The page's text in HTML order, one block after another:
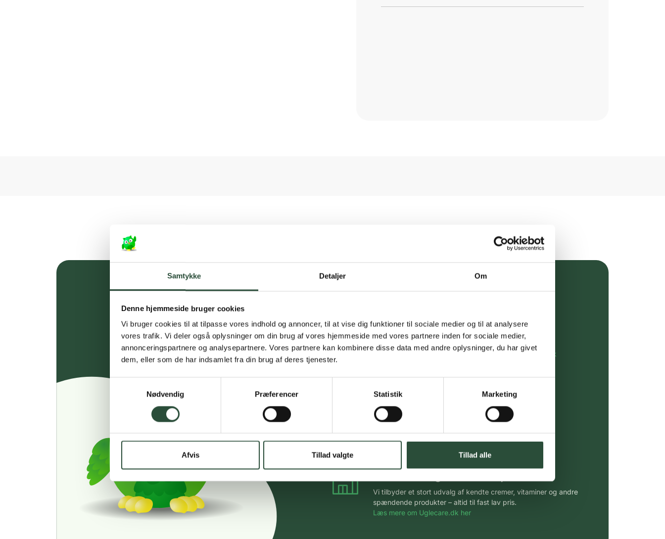
Samtykke Detaljer Om
Denne hjemmeside bruger cookies
Vi bruger cookies til at tilpasse vores indhold og annoncer, til at vise dig funktioner til sociale medier og til at analysere
vores trafik. Vi deler også oplysninger om din brug af vores hjemmeside med vores partnere inden for sociale medier,
annonceringspartnere og analysepartnere. Vores partnere kan kombinere disse data med andre oplysninger, du har givet
dem, eller som de har indsamlet fra din brug af deres tjenester.
Nødvendig
Præferencer Statistik Marketing
Afvis Tillad valgte Tillad alle
Gratis fragt over 349 kr.
Personlig rådgivning
Få hjælp til din webordre på: kundeservice@uglecare.dk
Hurtigt leveringen via GLS, og DAO
Faste lave priser*
Stort udvalg af kendte produkter
Vi tilbyder et stort udvalg af kendte cremer, vitaminer og andre
spændende produkter – altid til fast lav pris.
Læs mere om Uglecare.dk her